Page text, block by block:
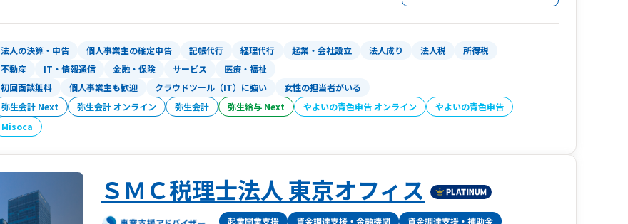
対応範囲や進め方をあらかじめ整理した、分かりやすい税務サービスを提供しています。
申告や記帳代行といった基本業務を中心に、
個人事業主・小規模事業者にとって必要なポイントを押さえた、
シンプルで迷いのないサポートを行っています。
どなたでも同じ基準・同じ品質で税務サポートを受けられる体制を整えています。
また、難しい専門用語を多用せず、
「細かいことを聞くのは気が引ける」
そう感じている方でも、安心してご相談いただけるよう、
シンプルで分かりやすい税務サポートを大切にしています。
法人の決算・申告 個人事業主の確定申告 記帳代行 経理代行 起業・会社設立 法人成り 法人税 所得税
不動産 IT・情報通信 金融・保険 サービス 医療・福祉
初回面談無料 個人事業主も歓迎 クラウドツール（IT）に強い 女性の担当者がいる
弥生会計 Next 弥生会計 オンライン 弥生会計 弥生給与 Next やよいの青色申告 オンライン
やよいの青色申告
Misoca
ＳＭＣ税理士法人 東京オフィス